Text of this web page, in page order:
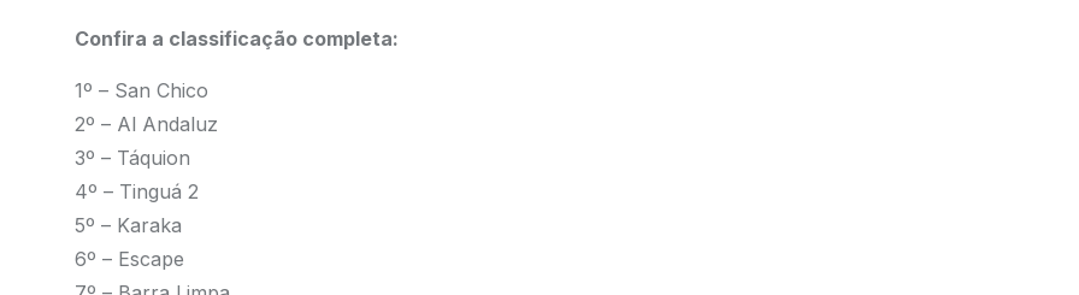
Confira a classificação completa:
1º – San Chico
2º – Al Andaluz
3º – Táquion
4º – Tinguá 2
5º – Karaka
6º – Escape